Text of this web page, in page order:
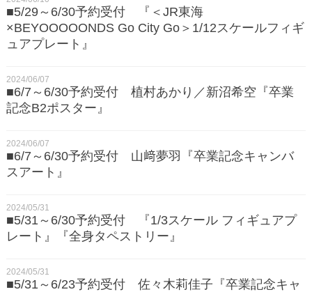
■5/29～6/30予約受付 『＜JR東海
×BEYOOOOONDS Go City Go＞1/12スケールフィギ
ュアプレート』
2024/06/07
■6/7～6/30予約受付 植村あかり／新沼希空『卒業
記念B2ポスター』
2024/06/07
■6/7～6/30予約受付 山﨑夢羽『卒業記念キャンバ
スアート』
2024/05/31
■5/31～6/30予約受付 『1/3スケール フィギュアプ
レート』『全身タペストリー』
2024/05/31
■5/31～6/23予約受付 佐々木莉佳子『卒業記念キャ